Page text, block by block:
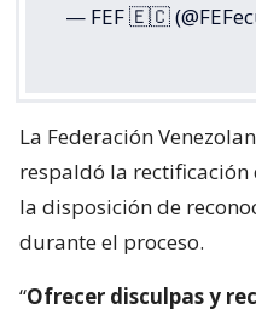
— FEF 🇪🇨
La Federación
respaldó la rectificación
la disposición de
durante el proceso.
“Ofrecer disculpas y